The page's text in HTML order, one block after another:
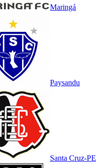
Maringá
Paysandu
Santa Cruz-PE